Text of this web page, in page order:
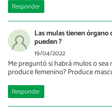
Responder
Las mulas tienen
pueden ?
19/04/2022
Me preguntó si habrá mulos o
produce femenino? Produce
Responder